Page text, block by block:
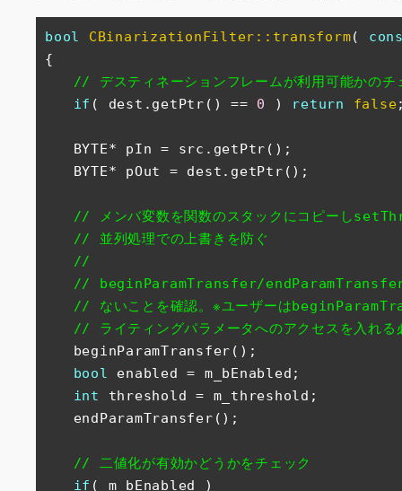
bool CBinarizationFilter::transform(
{
// デスティネーションフレームが利用可能かのチ
if ( dest.getPtr() == 0 ) return false
BYTE* pIn = src.getPtr();
BYTE* pOut = dest.getPtr();
// メンバ変数を関数のスタックにコピーし
// 並列処理での上書きを防ぐ
//
// beginParamTransfer/endParamTransferが
// ないことを確認。※ユーザーは
// ライティングパラメータへのアクセスを入れる
beginParamTransfer();
bool enabled = m_bEnabled;
int threshold = m_threshold;
endParamTransfer();
// 二値化が有効かどうかをチェック
if ( m_bEnabled )